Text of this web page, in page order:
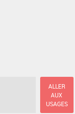
ALLER
AUX
USAGES